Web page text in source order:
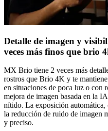
Detalle de imagen y
veces más finos que brio
MX Brio tiene 2 veces más
rostros que Brio 4K y te
en situaciones de poca luz o con
mejora de imagen basada en la
nítido. La exposición automática,
la reducción de ruido de imagen
y preciso.